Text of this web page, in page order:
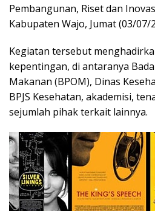
Pembangunan, Riset dan
Kabupaten Wajo, Jumat (03/07/
Kegiatan tersebut
kepentingan, di antaranya
Makanan (BPOM), Dinas
BPJS Kesehatan, akademisi,
sejumlah pihak terkait lainnya.